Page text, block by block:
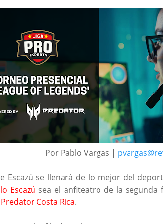
Por Pablo Vargas |
Escazú se llenará de lo mejor del
Escazú sea el anfiteatro de la segunda
Predator Costa Rica.